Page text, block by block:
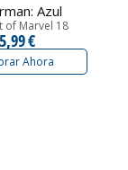
Azul
of Marvel 18
€
Ahora